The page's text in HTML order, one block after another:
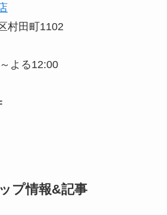
村田町1102
よる12:00
プ情報&記事